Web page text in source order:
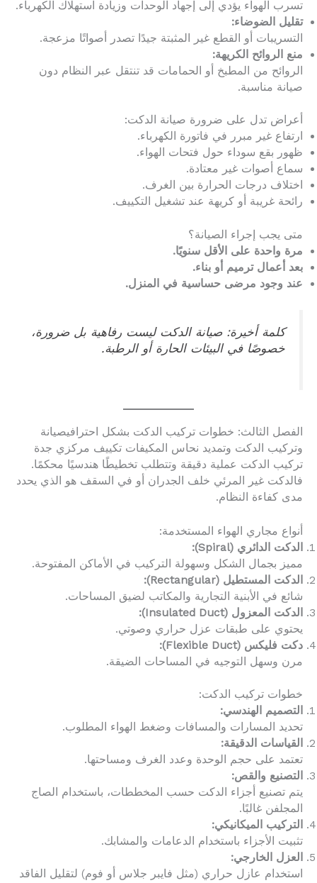
تسرب الهواء يؤدي إلى إجهاد الوحدات وزيادة استهلاك الكهرباء.
تقليل الضوضاء:
التسريبات أو القطع غير المثبتة جيدًا تصدر أصواتًا مزعجة.
منع الروائح الكريهة:
الروائح من المطبخ أو الحمامات قد تنتقل عبر النظام دون
صيانة مناسبة.
أعراض تدل على ضرورة صيانة الدكت:
ارتفاع غير مبرر في فاتورة الكهرباء.
ظهور بقع سوداء حول فتحات الهواء.
سماع أصوات غير معتادة.
اختلاف درجات الحرارة بين الغرف.
رائحة غريبة أو كريهة عند تشغيل التكييف.
متى يجب إجراء الصيانة؟
مرة واحدة على الأقل سنويًا.
بعد أعمال ترميم أو بناء.
عند وجود مرضى حساسية في المنزل.
كلمة أخيرة: صيانة الدكت ليست رفاهية بل ضرورة،
خصوصًا في البيئات الحارة أو الرطبة.
الفصل الثالث: خطوات تركيب الدكت بشكل احترافيصيانة
وتركيب الدكت وتمديد نحاس المكيفات تكييف مركزي جدة
تركيب الدكت عملية دقيقة وتتطلب تخطيطًا هندسيًا محكمًا.
فالدكت غير المرئي خلف الجدران أو في السقف هو الذي يحدد
مدى كفاءة النظام.
أنواع مجاري الهواء المستخدمة:
الدكت الدائري (Spiral):
مميز بجمال الشكل وسهولة التركيب في الأماكن المفتوحة.
الدكت المستطيل (Rectangular):
شائع في الأبنية التجارية والمكاتب لضيق المساحات.
الدكت المعزول (Insulated Duct):
يحتوي على طبقات عزل حراري وصوتي.
دكت فليكس (Flexible Duct):
مرن وسهل التوجيه في المساحات الضيقة.
خطوات تركيب الدكت:
التصميم الهندسي:
تحديد المسارات والمسافات وضغط الهواء المطلوب.
القياسات الدقيقة:
تعتمد على حجم الوحدة وعدد الغرف ومساحتها.
التصنيع والقص:
يتم تصنيع أجزاء الدكت حسب المخططات، باستخدام الصاج
المجلفن غالبًا.
التركيب الميكانيكي:
تثبيت الأجزاء باستخدام الدعامات والمشابك.
العزل الخارجي:
استخدام عازل حراري (مثل فايبر جلاس أو فوم) لتقليل الفاقد